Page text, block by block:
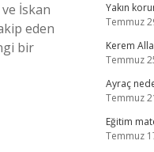
İskan
eden
bir
Yakın
Temmuz
Kerem
Temmuz
Ayraç
Temmuz
Eğitim
Temmuz